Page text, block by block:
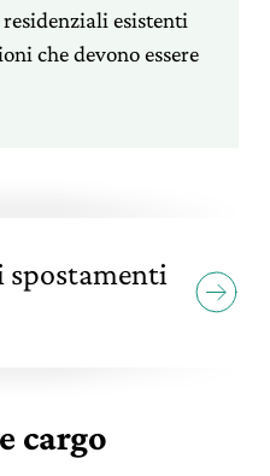
esistenti
che devono essere
spostamenti
cargo